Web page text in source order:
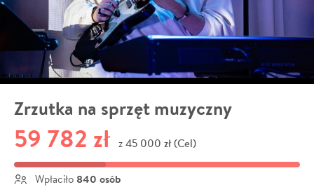
Zrzutka na sprzęt muzyczny
59 782 zł z 45 000 zł (Cel)
Wpłaciło 840 osób